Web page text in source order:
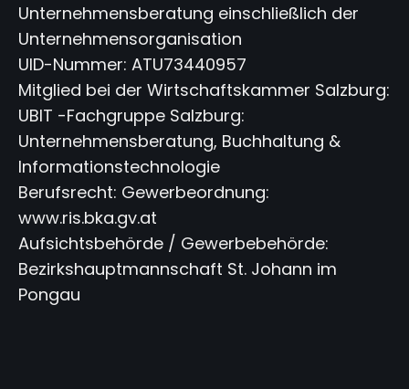
Unternehmensberatung einschließlich der
Unternehmensorganisation
UID-Nummer: ATU73440957
Mitglied bei der Wirtschaftskammer Salzburg:
UBIT -Fachgruppe Salzburg:
Unternehmensberatung, Buchhaltung &
Informationstechnologie
Berufsrecht: Gewerbeordnung:
www.ris.bka.gv.at
Aufsichtsbehörde / Gewerbebehörde:
Bezirkshauptmannschaft St. Johann im
Pongau